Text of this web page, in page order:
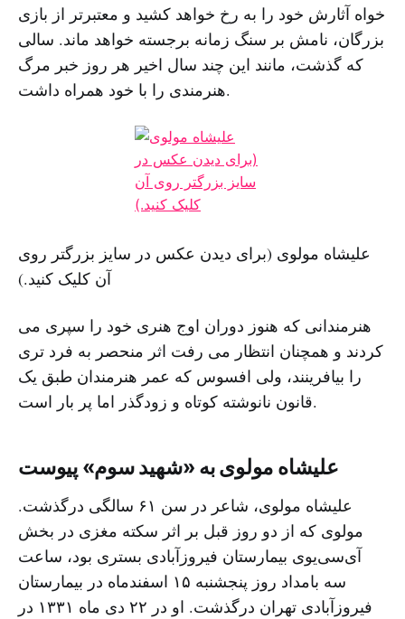
خواه آثارش خود را به رخ خواهد کشید و معتبرتر از بازی
بزرگان، نامش بر سنگ زمانه برجسته خواهد ماند. سالی
که گذشت، مانند این چند سال اخیر هر روز خبر مرگ
هنرمندی را با خود همراه داشت.
علیشاه مولوی (برای دیدن عکس در سایز بزرگتر روی
آن کلیک کنید.)
هنرمندانی که هنوز دوران اوج هنری خود را سپری می
کردند و همچنان انتظار می رفت اثر منحصر به فرد تری
را بیافرینند، ولی افسوس که عمر هنرمندان طبق یک
قانون نانوشته کوتاه و زودگذر اما پر بار است.
علیشاه مولوی به «شهید سوم» پیوست
علیشاه مولوی، شاعر در سن ۶۱ سالگی درگذشت.
مولوی که از دو روز قبل بر اثر سکته مغزی در بخش
آی‌سی‌یوی بیمارستان فیروزآبادی بستری بود، ساعت
سه بامداد روز پنجشنبه ۱۵ اسفندماه در بیمارستان
فیروزآبادی تهران درگذشت. او در ۲۲ دی ماه ۱۳۳۱ در